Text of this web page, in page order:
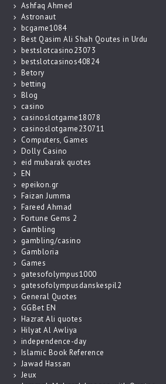
Ashfaq Ahmed
Astronaut
bcgame1084
Best Qasim Ali Shah Qoutes in Urdu
bestslotcasino23073
bestslotcasinos40824
Betory
betting
Blog
casino
casinoslotgame18078
casinoslotgame230711
Computers, Games
Dolly Casino
eid mubarak quotes
EN
epeikon.gr
Faizan Jumma
Fareed Ahmad
Fortune Gems 2
Gambling
gambling/casino
Gambloria
Games
gatesofolympus1000
gatesofolympusdanskespil2
General Quotes
GGBet EN
Hazrat Ali quotes
Hilyat Al Awliya
independence-day
Islamic Book Reference
Jawad Hassan
Jeux